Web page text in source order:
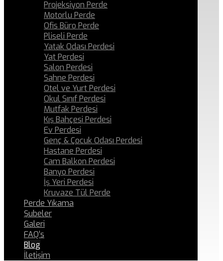
Projeksiyon Perde
Motorlu Perde
Ofis Büro Perde
Pliseli Perde
Yatak Odası Perdesi
Yat Perdesi
Salon Perdesi
Sahne Perdesi
Otel ve Yurt Perdesi
Okul Sınıf Perdesi
Mutfak Perdesi
Kış Bahçesi Perdesi
Ev Perdesi
Genç & Çocuk Odası Perdesi
Hastane Perdesi
Cam Balkon Perdesi
Banyo Perdesi
İş Yeri Perdesi
Kruvaze Tül Perde
Perde Yıkama
Şubeler
Galeri
FAQ’s
Blog
İletişim